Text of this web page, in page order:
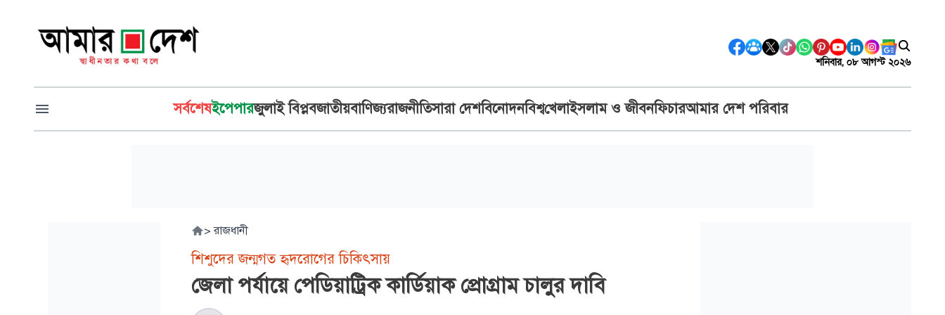
শনিবার, ০৮ আগস্ট ২০২৬
সর্বশেষইপেপারজুলাই বিপ্লবজাতীয়বাণিজ্যরাজনীতিসারা দেশবিনোদনবিশ্বখেলাইসলাম ও জীবনফিচারআমার দেশ পরিবার
> রাজধানী
শিশুদের জন্মগত হৃদরোগের চিকিৎসায়
জেলা পর্যায়ে পেডিয়াট্রিক কার্ডিয়াক প্রোগ্রাম চালুর দাবি